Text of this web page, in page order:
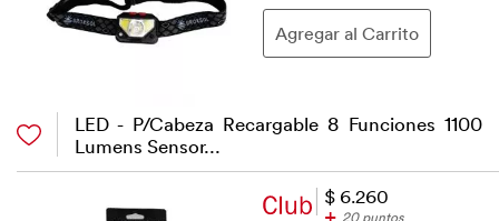
LED - P/Cabeza Recargable 8 Funciones 1100
Lumens Sensor...
$ 6.260
20 puntos